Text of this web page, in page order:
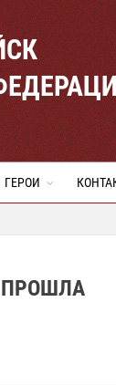
ГЕРОИ
ПРОШЛА